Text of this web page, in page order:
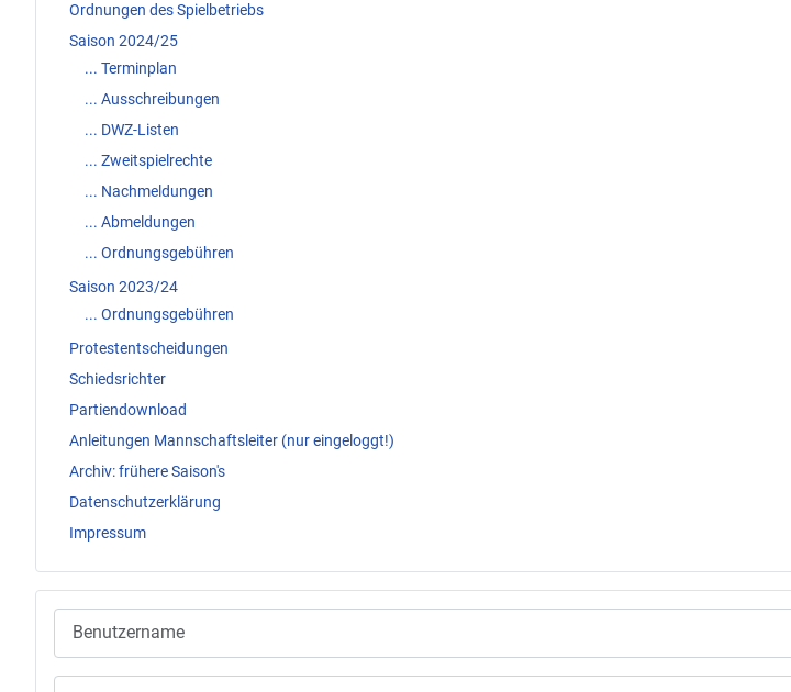
Ordnungen des Spielbetriebs
Saison 2024/25
... Terminplan
... Ausschreibungen
... DWZ-Listen
... Zweitspielrechte
... Nachmeldungen
... Abmeldungen
... Ordnungsgebühren
Saison 2023/24
... Ordnungsgebühren
Protestentscheidungen
Schiedsrichter
Partiendownload
Anleitungen Mannschaftsleiter (nur eingeloggt!)
Archiv: frühere Saison's
Datenschutzerklärung
Impressum
Benutzername